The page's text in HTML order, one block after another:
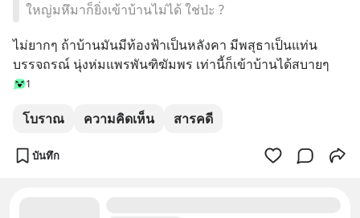
ใหญ่มหึมาก็ยิ่งเข้าบ้านไม่ได้ ใช่ป่ะ ?
ไม่ยากๆ ถ้าบ้านมันมีท้องฟ้าเป็นหลังคา มีพสุธาเป็นแท่น
บรรจถรณ์ นุ่งห่มแพรพันฑิฆัมพร เท่านี้ก็เข้าบ้านได้สบายๆ
1
โบราณ ความคิดเห็น สารคดี
บันทึก